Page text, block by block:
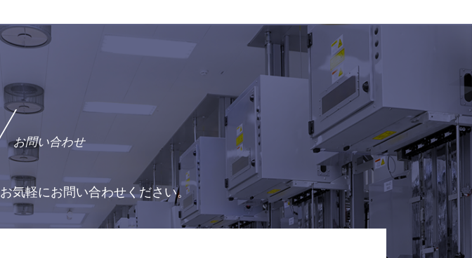
お問い合わせ
お気軽にお問い合わせください。